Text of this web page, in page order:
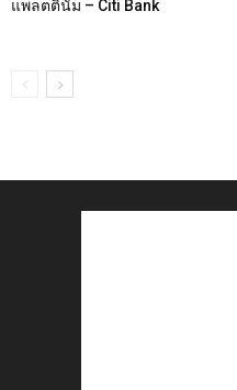
แพลตตินั่ม – Citi Bank